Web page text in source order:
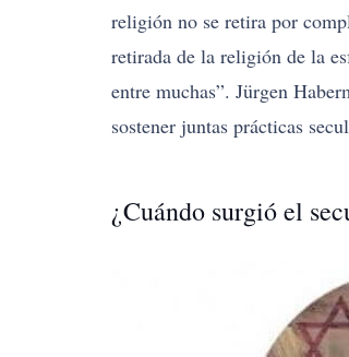
religión no se retira por
retirada de la religión de la
entre muchas”. Jürgen
sostener juntas prácticas
¿Cuándo surgió el